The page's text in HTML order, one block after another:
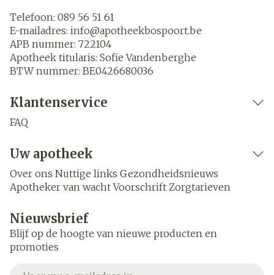
Telefoon: 089 56 51 61
E-mailadres: info@apotheekbospoort.be
APB nummer: 722104
Apotheek titularis: Sofie Vandenberghe
BTW nummer: BE0426680036
Klantenservice
FAQ
Uw apotheek
Over ons Nuttige links Gezondheidsnieuws
Apotheker van wacht Voorschrift Zorgtarieven
Nieuwsbrief
Blijf op de hoogte van nieuwe producten en
promoties